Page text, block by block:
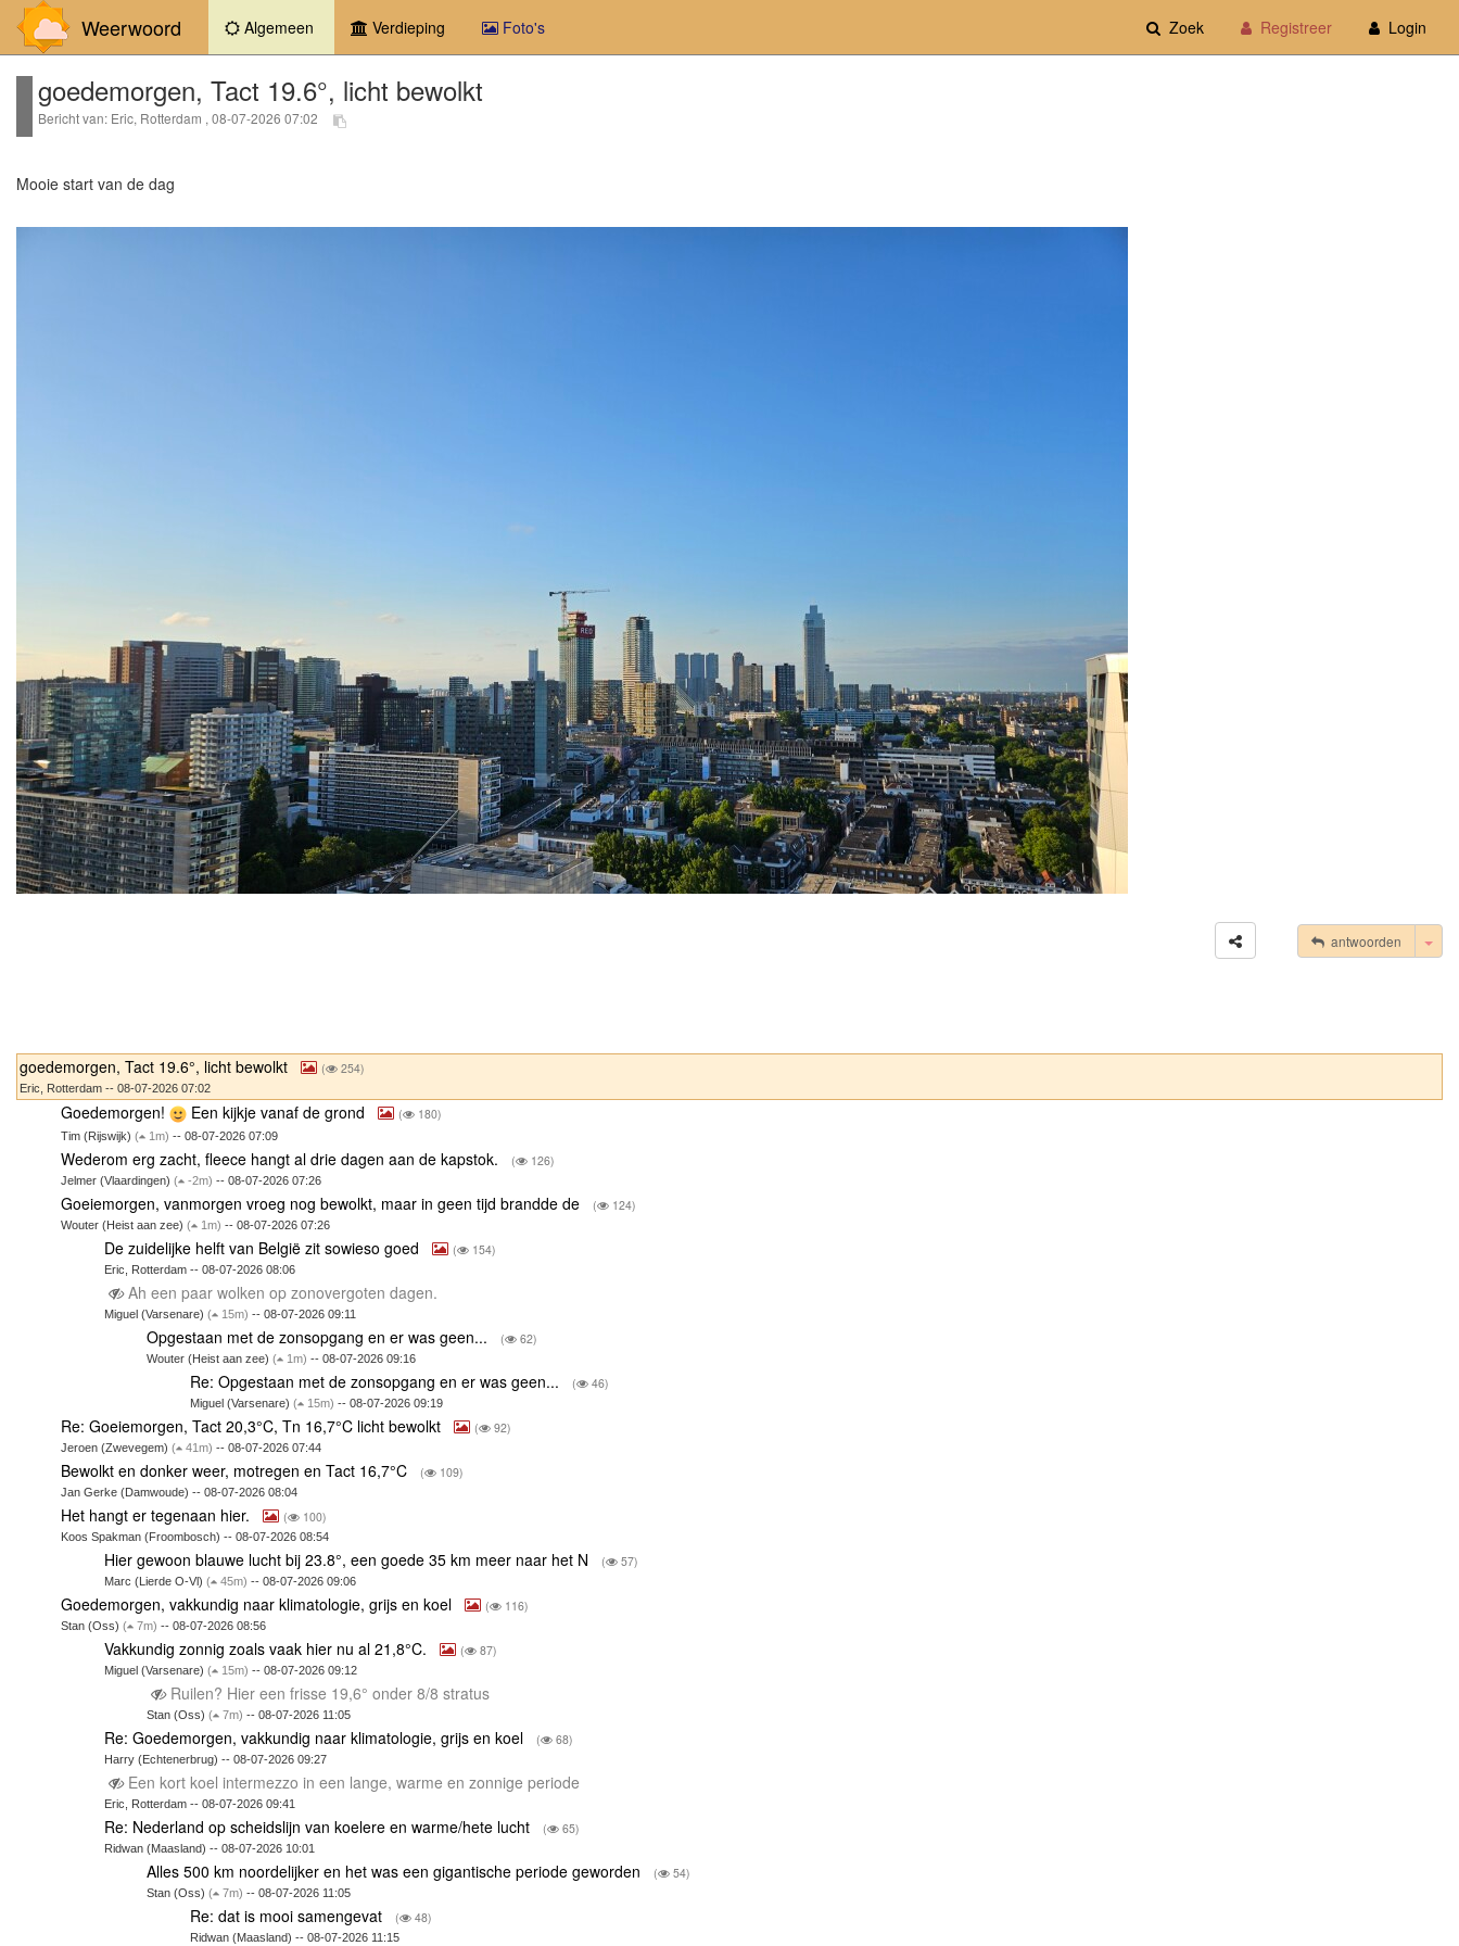
Weerwoord Algemeen (current)Verdieping Foto's Zoek Registreer Login
goedemorgen, Tact 19.6°, licht bewolkt
Bericht van: Eric, Rotterdam , 08-07-2026 07:02
Mooie start van de dag
antwoorden
goedemorgen, Tact 19.6°, licht bewolkt ( 254)
Eric, Rotterdam -- 08-07-2026 07:02
Goedemorgen! Een kijkje vanaf de grond ( 180)
Tim (Rijswijk)( 1m) -- 08-07-2026 07:09
Wederom erg zacht, fleece hangt al drie dagen aan de kapstok. ( 126)
Jelmer (Vlaardingen)( -2m) -- 08-07-2026 07:26
Goeiemorgen, vanmorgen vroeg nog bewolkt, maar in geen tijd brandde de ( 124)
Wouter (Heist aan zee)( 1m) -- 08-07-2026 07:26
De zuidelijke helft van België zit sowieso goed ( 154)
Eric, Rotterdam -- 08-07-2026 08:06
Ah een paar wolken op zonovergoten dagen.
Miguel (Varsenare) ( 15m) -- 08-07-2026 09:11
Opgestaan met de zonsopgang en er was geen... ( 62)
Wouter (Heist aan zee)( 1m) -- 08-07-2026 09:16
Re: Opgestaan met de zonsopgang en er was geen... ( 46)
Miguel (Varsenare) ( 15m) -- 08-07-2026 09:19
Re: Goeiemorgen, Tact 20,3°C, Tn 16,7°C licht bewolkt ( 92)
Jeroen (Zwevegem)( 41m) -- 08-07-2026 07:44
Bewolkt en donker weer, motregen en Tact 16,7°C ( 109)
Jan Gerke (Damwoude) -- 08-07-2026 08:04
Het hangt er tegenaan hier. ( 100)
Koos Spakman (Froombosch) -- 08-07-2026 08:54
Hier gewoon blauwe lucht bij 23.8°, een goede 35 km meer naar het N ( 57)
Marc (Lierde O-Vl) ( 45m) -- 08-07-2026 09:06
Goedemorgen, vakkundig naar klimatologie, grijs en koel ( 116)
Stan (Oss)( 7m) -- 08-07-2026 08:56
Vakkundig zonnig zoals vaak hier nu al 21,8°C. ( 87)
Miguel (Varsenare) ( 15m) -- 08-07-2026 09:12
Ruilen? Hier een frisse 19,6° onder 8/8 stratus
Stan (Oss)( 7m) -- 08-07-2026 11:05
Re: Goedemorgen, vakkundig naar klimatologie, grijs en koel ( 68)
Harry (Echtenerbrug) -- 08-07-2026 09:27
Een kort koel intermezzo in een lange, warme en zonnige periode
Eric, Rotterdam -- 08-07-2026 09:41
Re: Nederland op scheidslijn van koelere en warme/hete lucht ( 65)
Ridwan (Maasland) -- 08-07-2026 10:01
Alles 500 km noordelijker en het was een gigantische periode geworden ( 54)
Stan (Oss)( 7m) -- 08-07-2026 11:05
Re: dat is mooi samengevat ( 48)
Ridwan (Maasland) -- 08-07-2026 11:15